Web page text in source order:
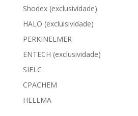
Shodex (exclusividade)
HALO (excluisividade)
PERKINELMER
ENTECH (exclusividade)
SIELC
CPACHEM
HELLMA